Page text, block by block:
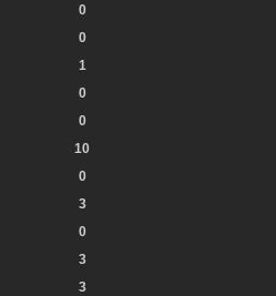
0
0
1
0
0
10
0
3
0
3
3